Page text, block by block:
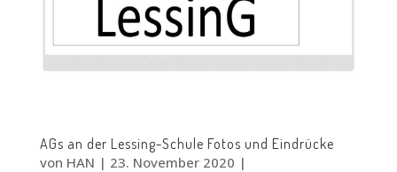
AGs an der Lessing-Schule Fotos und Eindrücke
von HAN | 23. November 2020 |